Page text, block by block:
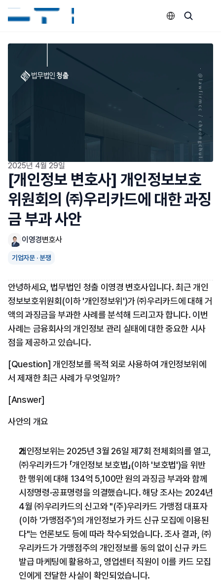
2025년 4월 29일
[개인정보 변호사] 개인정보보호
위원회의 ㈜우리카드에 대한 과징
금 부과 사안
이영경변호사
기업자문 · 분쟁
안녕하세요, 법무법인 청출 이영경 변호사입니다. 최근 개인
정보보호위원회(이하 '개인정보위')가 ㈜우리카드에 대해 거
액의 과징금을 부과한 사례를 분석해 드리고자 합니다. 이번
사례는 금융회사의 개인정보 관리 실태에 대한 중요한 시사
점을 제공하고 있습니다.
[Question] 개인정보를 목적 외로 사용하여 개인정보위에
서 제재한 최근 사례가 무엇일까?
[Answer]
사안의 개요
개인정보위는 2025년 3월 26일 제7회 전체회의를 열고,
㈜우리카드가 「개인정보 보호법」(이하 '보호법')을 위반
한 행위에 대해 134억 5,100만 원의 과징금 부과와 함께
시정명령·공표명령을 의결했습니다. 해당 조사는 2024년
4월 ㈜우리카드의 신고와 "(주)우리카드 가맹점 대표자
(이하 '가맹점주')의 개인정보가 카드 신규 모집에 이용된
다"는 언론보도 등에 따라 착수되었습니다. 조사 결과, ㈜
우리카드가 가맹점주의 개인정보를 동의 없이 신규 카드
발급 마케팅에 활용하고, 영업센터 직원이 이를 카드 모집
인에게 전달한 사실이 확인되었습니다.
Select Language